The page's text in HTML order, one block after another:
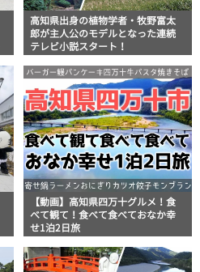
高知県出身の植物学者・牧野富太
郎が主人公のモデルとなった連続
テレビ小説スタート！
【動画】高知県四万十グルメ！食
べて観て！食べて食べておなか幸
せ1泊2日旅